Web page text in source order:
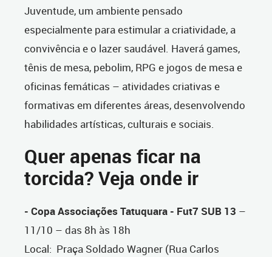
Juventude, um ambiente pensado
especialmente para estimular a criatividade, a
convivência e o lazer saudável. Haverá games,
tênis de mesa, pebolim, RPG e jogos de mesa e
oficinas femáticas – atividades criativas e
formativas em diferentes áreas, desenvolvendo
habilidades artísticas, culturais e sociais.
Quer apenas ficar na
torcida? Veja onde ir
- Copa Associações Tatuquara - Fut7 SUB 13 –
11/10 – das 8h às 18h
Local: Praça Soldado Wagner (Rua Carlos